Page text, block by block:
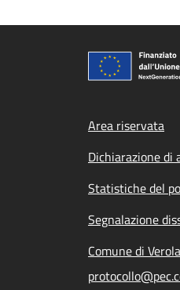
Footer
Area riservata
Dichiarazione di
Statistiche del
Segnalazione
Comune di